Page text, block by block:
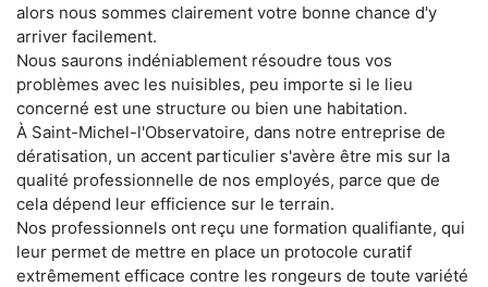
alors nous sommes clairement votre bonne chance d'y
arriver facilement.
Nous saurons indéniablement résoudre tous vos
problèmes avec les nuisibles, peu importe si le lieu
concerné est une structure ou bien une habitation.
À Saint-Michel-l'Observatoire, dans notre entreprise de
dératisation, un accent particulier s'avère être mis sur la
qualité professionnelle de nos employés, parce que de
cela dépend leur efficience sur le terrain.
Nos professionnels ont reçu une formation qualifiante, qui
leur permet de mettre en place un protocole curatif
extrêmement efficace contre les rongeurs de toute variété